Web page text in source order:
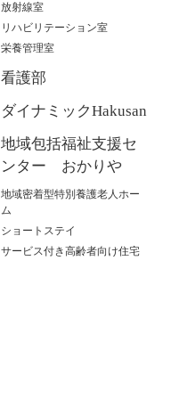
放射線室
リハビリテーション室
栄養管理室
看護部
ダイナミックHakusan
地域包括福祉支援セ
ンター おかりや
地域密着型特別養護老人ホー
ム
ショートステイ
サービス付き高齢者向け住宅